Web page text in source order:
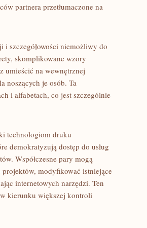
partnera przetłumaczone na
i szczegółowości niemożliwy do
skomplikowane wzory
umieścić na wewnętrznej
noszących je osób. Ta
i alfabetach, co jest szczególnie
technologiom druku
demokratyzują dostęp do usług
Współczesne pary mogą
modyfikować istniejące
internetowych narzędzi. Ten
kierunku większej kontroli